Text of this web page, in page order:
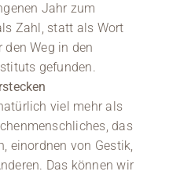
Jahr zum
Zahl, statt als Wort
Weg in den
gefunden.
viel mehr als
das
einordnen von Gestik,
Das können wir